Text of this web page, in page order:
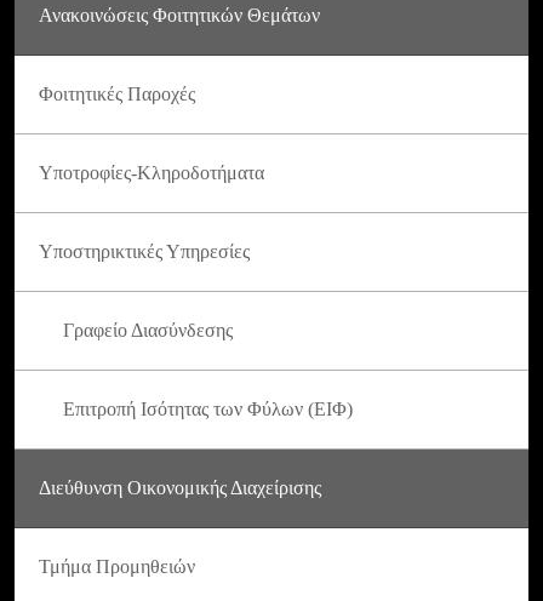
Ανακοινώσεις Φοιτητικών Θεμάτων
Φοιτητικές Παροχές
Υποτροφίες-Κληροδοτήματα
Υποστηρικτικές Υπηρεσίες
Γραφείο Διασύνδεσης
Επιτροπή Ισότητας των Φύλων (ΕΙΦ)
Διεύθυνση Οικονομικής Διαχείρισης
Τμήμα Προμηθειών